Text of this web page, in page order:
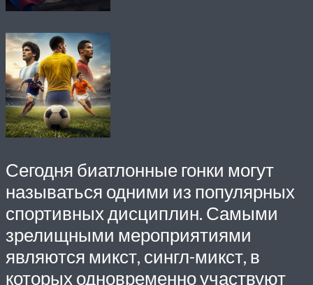
Сегодня биатлонные гонки могут
называться одними из популярных
спортивных дисциплин. Самыми
зрелищными мероприятиями
являются микст, сингл-микст, в
которых одновременно участвуют